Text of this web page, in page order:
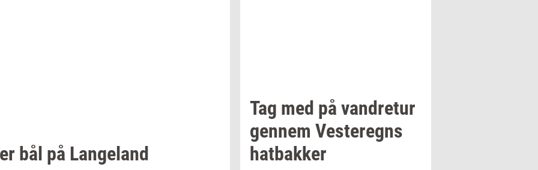
bål på Lan­geland
Tag med på van­dre­tur
gen­nem Ve­ste­regns
hat­bak­ker